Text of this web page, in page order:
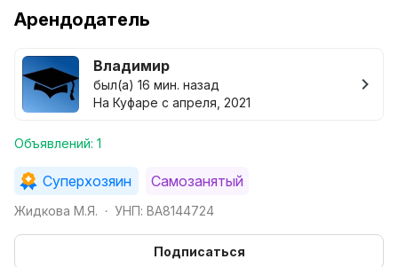
паспортов и их фотографии в телефоне,
водительское или командировочное удостоверения
не являются документами, удостоверяющими
личность. С низким рейтингом, гостей не
селим.Иногда возвратный залог в размере
стоимости проживания.
ВЕЧЕРИНКИ СТРОГО ЗАПРЕЩЕНЫ. НЕТРЕЗВЫХ
Арендодатель
Владимир
был(а) 16 мин. назад
На Куфаре с апреля, 2021
Объявлений: 1
Суперхозяин Самозанятый
Жидкова М.Я. • УНП: BA8144724
Подписаться